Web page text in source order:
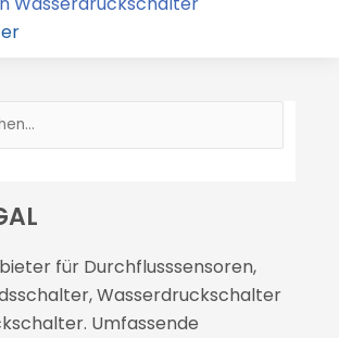
für Durchflusssensoren,
Wasserdruckschalter
Umfassende